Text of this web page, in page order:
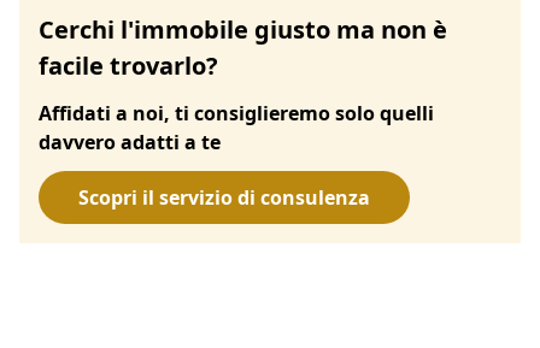
Cerchi l'immobile giusto ma non è
facile trovarlo?
Affidati a noi, ti consiglieremo solo quelli
davvero adatti a te
Scopri il servizio di consulenza